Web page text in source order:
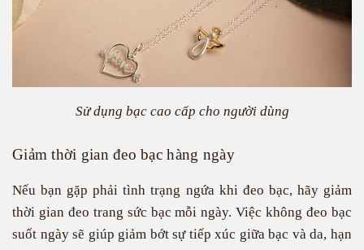
Sử dụng bạc cao cấp cho người dùng
Giảm thời gian đeo bạc hàng ngày
Nếu bạn gặp phải tình trạng ngứa khi đeo bạc, hãy giảm
thời gian đeo trang sức bạc mỗi ngày. Việc không đeo bạc
suốt ngày sẽ giúp giảm bớt sự tiếp xúc giữa bạc và da, hạn